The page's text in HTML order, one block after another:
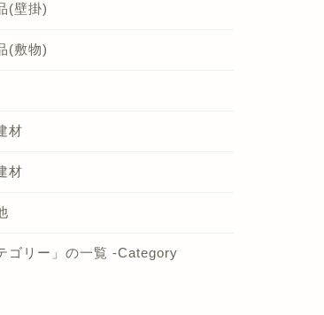
(壁掛)
(敷物)
材
材
ゴリー」の一覧 -Category